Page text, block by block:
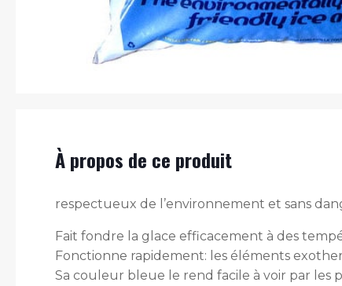
À propos de ce produit
respectueux de l’environnement et sans
Fait fondre la glace efficacement à des
Fonctionne rapidement: les éléments
Sa couleur bleue le rend facile à voir par les